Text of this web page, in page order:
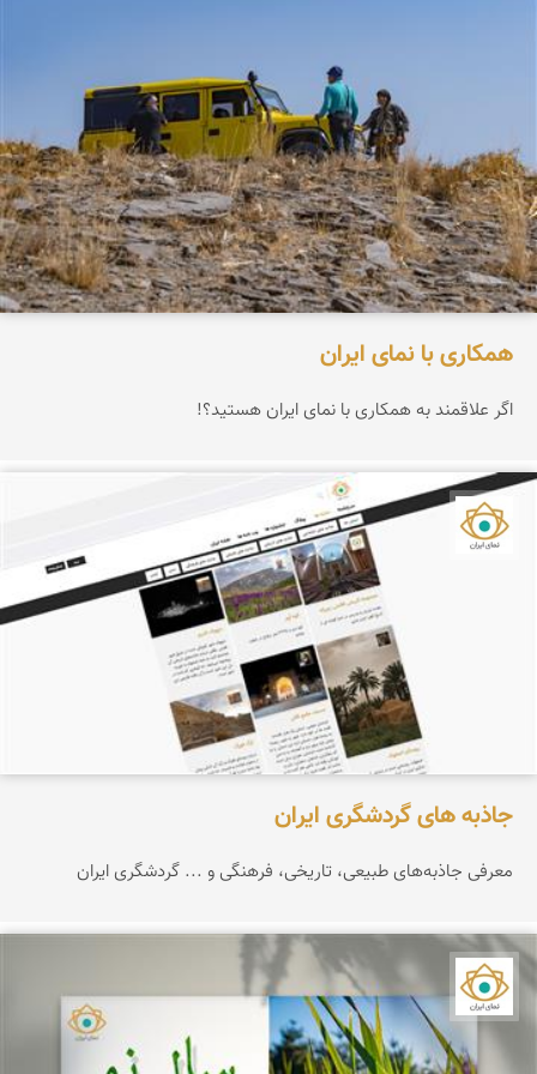
همکاری با نمای ایران
اگر علاقمند به همکاری با نمای ایران هستید؟!
نمای ایران
جاذبه های گردشگری ایران
معرفی جاذبه‌های طبیعی، تاریخی، فرهنگی و ... گردشگری ایران